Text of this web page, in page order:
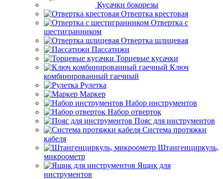
Кусачки бокорезы
Отвертка крестовая
Отвертка с
шестигранником
Отвертка шлицевая
Пассатижи
Торцевые кусачки
Ключ
комбинированный гаечный
Рулетка
Маркер
Набор инструментов
Набор отверток
Пояс для инструментов
Система протяжки
кабеля
Штангенциркуль,
микроометр
Ящик для
инструментов